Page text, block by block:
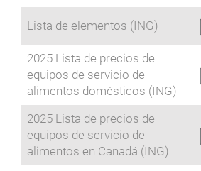
Lista de elementos (ING)
2025 Lista de precios de
equipos de servicio de
alimentos domésticos (ING)
2025 Lista de precios de
equipos de servicio de
alimentos en Canadá (ING)